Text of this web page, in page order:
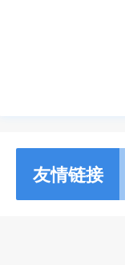
友情链接